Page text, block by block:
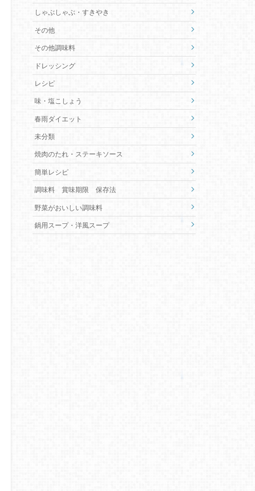
しゃぶしゃぶ・すきやき
その他
その他調味料
ドレッシング
レシピ
味・塩こしょう
春雨ダイエット
未分類
焼肉のたれ・ステーキソース
簡単レシピ
調味料 賞味期限 保存法
野菜がおいしい調味料
鍋用スープ・洋風スープ